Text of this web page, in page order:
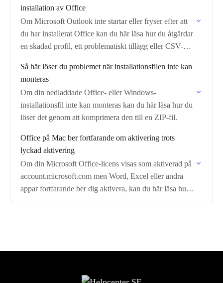
installation av Office
Om Microsoft Outlook inte startar eller fryser efter att
du har installerat Office kan du här läsa hur du åtgärdar
en skadad profil, ett problematiskt tillägg eller CSV-
Så här löser du problemet när installationsfilen inte kan
monteras
Om din nedladdade Office- eller Windows-
installationsfil inte kan monteras kan du här läsa hur du
löser det genom att komprimera den till en ZIP-fil.
Office på Mac ber fortfarande om aktivering trots
lyckad aktivering
Om din Microsoft Office-licens visas som aktiverad på
account.microsoft.com men Word, Excel eller andra
appar fortfarande ber dig aktivera, kan du här läsa hur
du löser det via Terminal.